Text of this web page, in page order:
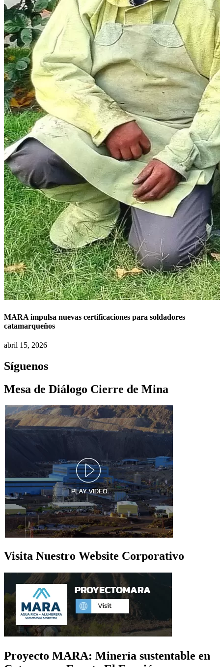
MARA impulsa nuevas certificaciones para soldadores
catamarqueños
abril 15, 2026
Síguenos
Mesa de Diálogo Cierre de Mina
Visita Nuestro Website Corporativo
Proyecto MARA: Minería sustentable en